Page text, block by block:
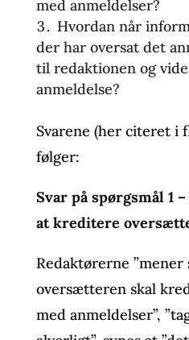
med anmeldelser?
Hvordan når
der har oversat det
til redaktionen og
anmeldelse?
Svarene (her citeret i
følger:
Svar på spørgsmål 1
at kreditere
Redaktørerne ”mener
oversætteren skal
med anmeldelser”,